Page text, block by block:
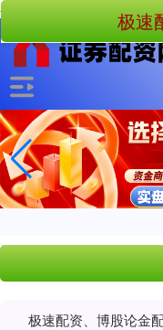
-->
极速配资、博股论金
极速